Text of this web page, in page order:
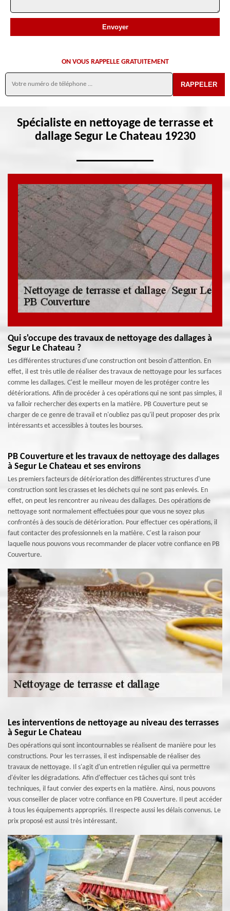
ON VOUS RAPPELLE GRATUITEMENT
Spécialiste en nettoyage de terrasse et
dallage Segur Le Chateau 19230
Qui s'occupe des travaux de nettoyage des dallages à
Segur Le Chateau ?
Les différentes structures d'une construction ont besoin d'attention. En
effet, il est très utile de réaliser des travaux de nettoyage pour les surfaces
comme les dallages. C'est le meilleur moyen de les protéger contre les
détériorations. Afin de procéder à ces opérations qui ne sont pas simples, il
va falloir rechercher des experts en la matière. PB Couverture peut se
charger de ce genre de travail et n'oubliez pas qu'il peut proposer des prix
intéressants et accessibles à toutes les bourses.
PB Couverture et les travaux de nettoyage des dallages
à Segur Le Chateau et ses environs
Les premiers facteurs de détérioration des différentes structures d'une
construction sont les crasses et les déchets qui ne sont pas enlevés. En
effet, on peut les rencontrer au niveau des dallages. Des opérations de
nettoyage sont normalement effectuées pour que vous ne soyez plus
confrontés à des soucis de détérioration. Pour effectuer ces opérations, il
faut contacter des professionnels en la matière. C'est la raison pour
laquelle nous pouvons vous recommander de placer votre confiance en PB
Couverture.
Les interventions de nettoyage au niveau des terrasses
à Segur Le Chateau
Des opérations qui sont incontournables se réalisent de manière pour les
constructions. Pour les terrasses, il est indispensable de réaliser des
travaux de nettoyage. Il s'agit d'un entretien régulier qui va permettre
d'éviter les dégradations. Afin d'effectuer ces tâches qui sont très
techniques, il faut convier des experts en la matière. Ainsi, nous pouvons
vous conseiller de placer votre confiance en PB Couverture. Il peut accéder
à tous les équipements appropriés. Il respecte aussi les délais convenus. Le
prix proposé est aussi très intéressant.